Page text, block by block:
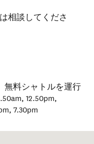
相談してくださ
無料シャトルを運行
12.50pm,
7.30pm